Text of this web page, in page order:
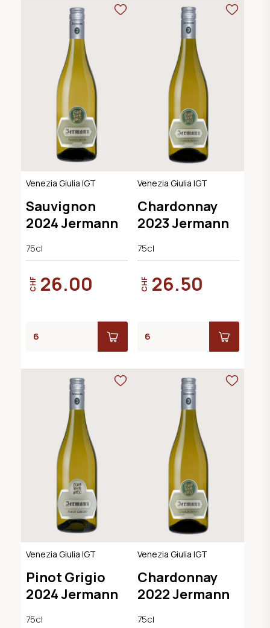
Venezia Giulia IGT
Sauvignon
2024 Jermann
75cl
CHF 26.00
Venezia Giulia IGT
Chardonnay
2023 Jermann
75cl
CHF 26.50
Venezia Giulia IGT
Pinot Grigio
2024 Jermann
75cl
Venezia Giulia IGT
Chardonnay
2022 Jermann
75cl